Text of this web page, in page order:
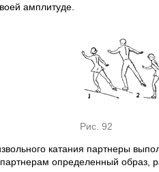
амплитуде.
Рис. 92
катания партнеры
определенный образ,